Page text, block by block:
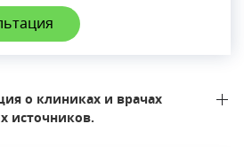
о клиниках и врачах
источников.